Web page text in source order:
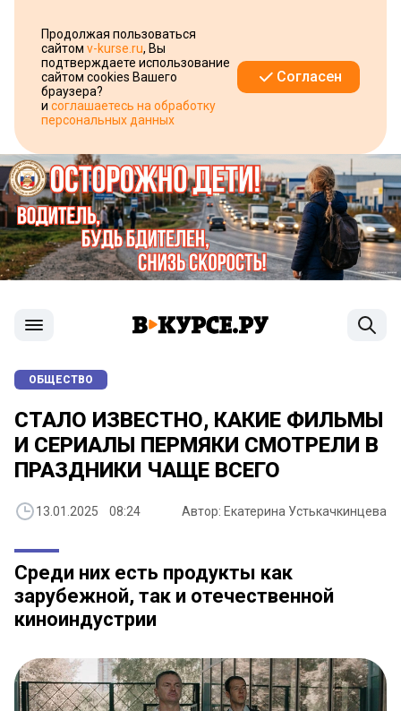
Продолжая пользоваться
сайтом v-kurse.ru, Вы
подтверждаете использование
сайтом cookies Вашего
браузера?
и соглашаетесь на обработку
персональных данных
Согласен
ОБЩЕСТВО
СТАЛО ИЗВЕСТНО, КАКИЕ ФИЛЬМЫ
И СЕРИАЛЫ ПЕРМЯКИ СМОТРЕЛИ В
ПРАЗДНИКИ ЧАЩЕ ВСЕГО
13.01.2025 08:24 Автор: Екатерина Устькачкинцева
Среди них есть продукты как
зарубежной, так и отечественной
киноиндустрии